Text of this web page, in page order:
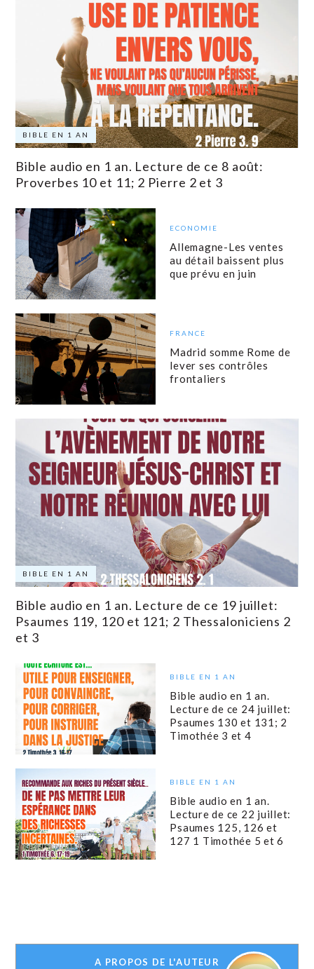
BIBLE EN 1 AN
Bible audio en 1 an. Lecture de ce 8 août:
Proverbes 10 et 11; 2 Pierre 2 et 3
ECONOMIE
Allemagne-Les ventes
au détail baissent plus
que prévu en juin
FRANCE
Madrid somme Rome de
lever ses contrôles
frontaliers
BIBLE EN 1 AN
Bible audio en 1 an. Lecture de ce 19 juillet:
Psaumes 119, 120 et 121; 2 Thessaloniciens 2
et 3
BIBLE EN 1 AN
Bible audio en 1 an.
Lecture de ce 24 juillet:
Psaumes 130 et 131; 2
Timothée 3 et 4
BIBLE EN 1 AN
Bible audio en 1 an.
Lecture de ce 22 juillet:
Psaumes 125, 126 et
127 1 Timothée 5 et 6
A PROPOS DE L'AUTEUR